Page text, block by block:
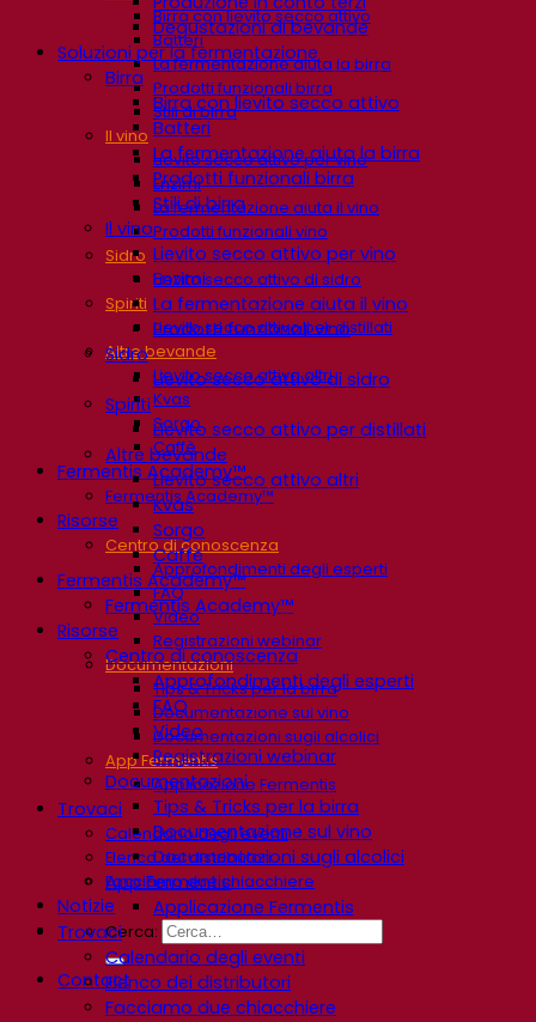
Birra con lievito secco attivo
Batteri
La fermentazione aiuta la birra
Prodotti funzionali birra
Stili di birra
Il vino
Lievito secco attivo per vino
Enzimi
La fermentazione aiuta il vino
Prodotti funzionali vino
Sidro
Lievito secco attivo di sidro
Spiriti
Lievito secco attivo per distillati
Altre bevande
Lievito secco attivo altri
Kvas
Sorgo
Caffè
Fermentis Academy™
Fermentis Academy™
Risorse
Centro di conoscenza
Approfondimenti degli esperti
FAQ
Video
Registrazioni webinar
Documentazioni
Tips & Tricks per la birra
Documentazione sul vino
Documentazioni sugli alcolici
App Fermentis
Applicazione Fermentis
Trovaci
Calendario degli eventi
Elenco dei distributori
Facciamo due chiacchiere
Notizie
Cerca:
Contact
Degustazioni di bevande
Soluzioni per la fermentazione
Birra
Birra con lievito secco attivo
Batteri
La fermentazione aiuta la birra
Prodotti funzionali birra
Stili di birra
Il vino
Lievito secco attivo per vino
Enzimi
La fermentazione aiuta il vino
Prodotti funzionali vino
Sidro
Lievito secco attivo di sidro
Spiriti
Lievito secco attivo per distillati
Altre bevande
Lievito secco attivo altri
Kvas
Sorgo
Caffè
Fermentis Academy™
Fermentis Academy™
Risorse
Centro di conoscenza
Approfondimenti degli esperti
FAQ
Video
Registrazioni webinar
Documentazioni
Tips & Tricks per la birra
Documentazione sul vino
Documentazioni sugli alcolici
App Fermentis
Applicazione Fermentis
Trovaci
Calendario degli eventi
Elenco dei distributori
Facciamo due chiacchiere